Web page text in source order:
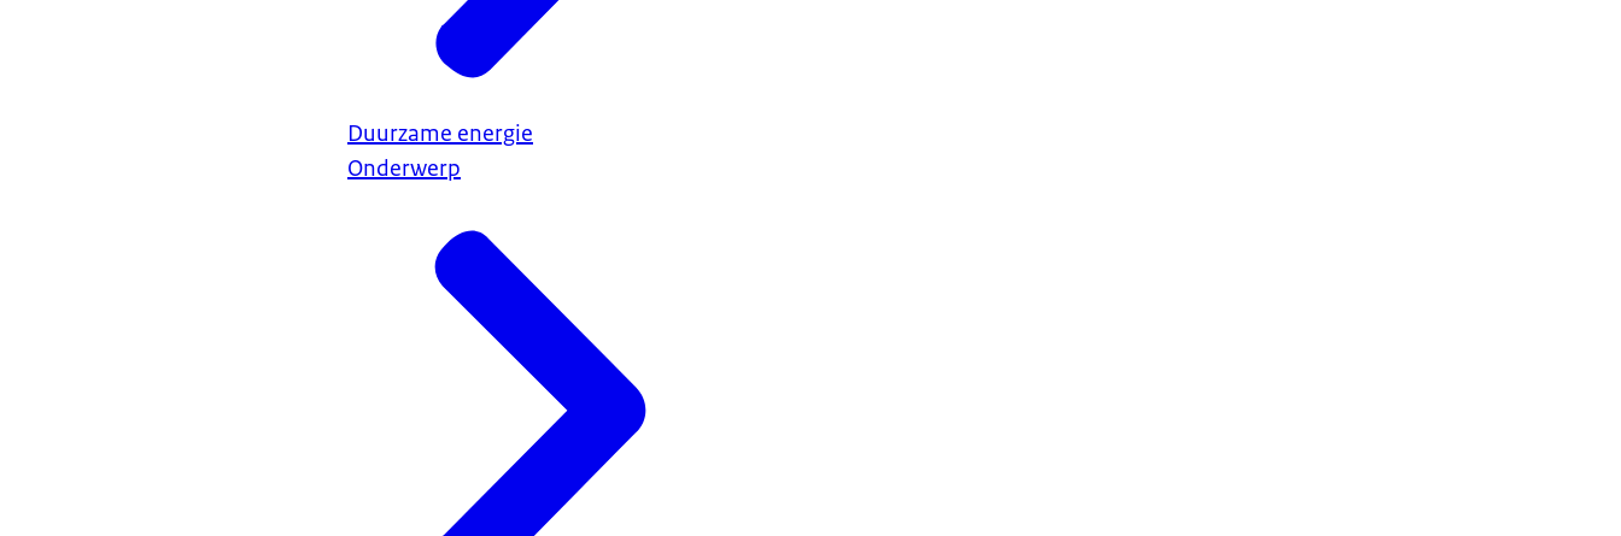
Duurzame energie
Onderwerp